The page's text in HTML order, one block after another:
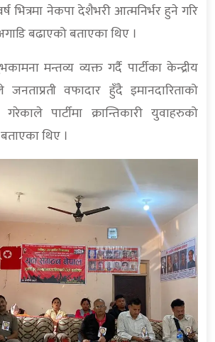
नेकपा देशैभरी आत्मनिर्भर हुने गरि
बढाएको बताएका थिए ।
मन्तव्य व्यक्त गर्दै पार्टीका केन्द्रीय
वफादार हुँदै इमानदारिताको
पार्टीमा क्रान्तिकारी युवाहरुको
थिए ।